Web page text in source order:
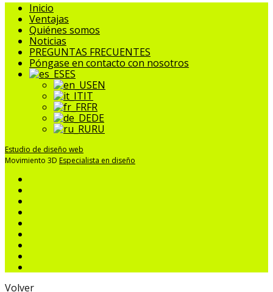
Cerrar
Menú
Inicio
Ventajas
Quiénes somos
Noticias
PREGUNTAS FRECUENTES
Póngase en contacto con nosotros
ES
EN
IT
FR
DE
RU
Estudio de diseño web
Movimiento 3D Especialista en diseño
Volver